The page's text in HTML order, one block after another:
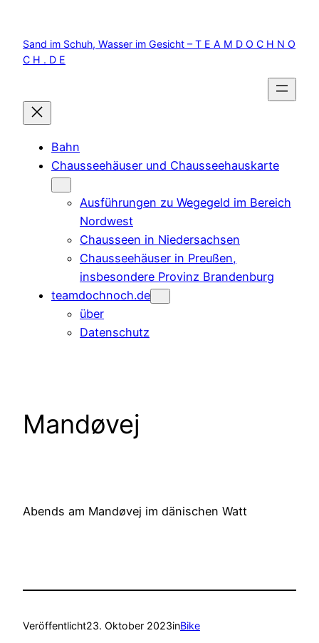
springen
Sand im Schuh, Wasser im Gesicht – T E A M D O C H N O
C H . D E
Bahn
Chausseehäuser und Chausseehauskarte
Ausführungen zu Wegegeld im Bereich
Nordwest
Chausseen in Niedersachsen
Chausseehäuser in Preußen,
insbesondere Provinz Brandenburg
teamdochnoch.de
über
Datenschutz
Mandøvej
Abends am Mandøvej im dänischen Watt
Veröffentlicht23. Oktober 2023inBike